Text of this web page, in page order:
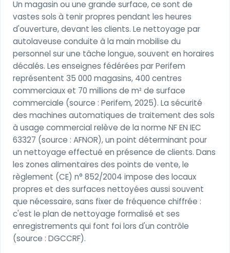
Un magasin ou une grande surface, ce sont de
vastes sols à tenir propres pendant les heures
d'ouverture, devant les clients. Le nettoyage par
autolaveuse conduite à la main mobilise du
personnel sur une tâche longue, souvent en horaires
décalés. Les enseignes fédérées par Perifem
représentent 35 000 magasins, 400 centres
commerciaux et 70 millions de m² de surface
commerciale (source : Perifem, 2025). La sécurité
des machines automatiques de traitement des sols
à usage commercial relève de la norme NF EN IEC
63327 (source : AFNOR), un point déterminant pour
un nettoyage effectué en présence de clients. Dans
les zones alimentaires des points de vente, le
règlement (CE) n° 852/2004 impose des locaux
propres et des surfaces nettoyées aussi souvent
que nécessaire, sans fixer de fréquence chiffrée :
c'est le plan de nettoyage formalisé et ses
enregistrements qui font foi lors d'un contrôle
(source : DGCCRF).